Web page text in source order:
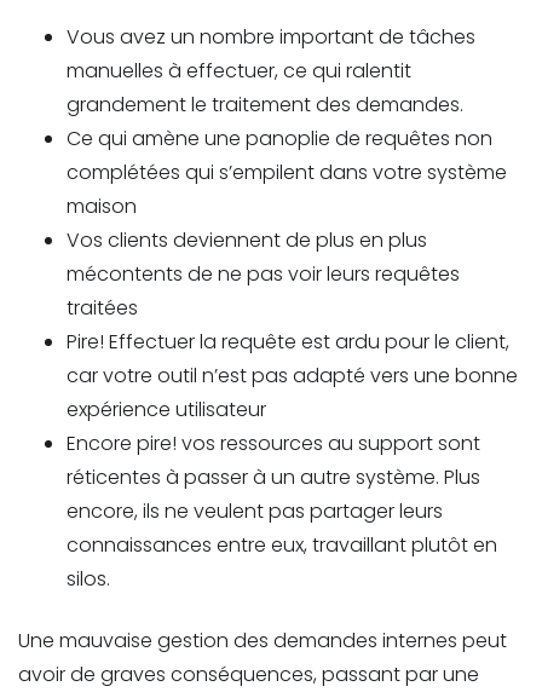
Vous avez un nombre important de tâches
manuelles à effectuer, ce qui ralentit
grandement le traitement des demandes.
Ce qui amène une panoplie de requêtes non
complétées qui s’empilent dans votre système
maison
Vos clients deviennent de plus en plus
mécontents de ne pas voir leurs requêtes
traitées
Pire! Effectuer la requête est ardu pour le client,
car votre outil n’est pas adapté vers une bonne
expérience utilisateur
Encore pire! vos ressources au support sont
réticentes à passer à un autre système. Plus
encore, ils ne veulent pas partager leurs
connaissances entre eux, travaillant plutôt en
silos.
Une mauvaise gestion des demandes internes peut
avoir de graves conséquences, passant par une